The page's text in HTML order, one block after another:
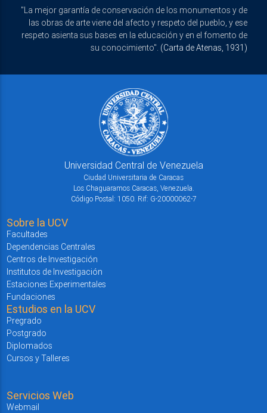
"La mejor garantía de conservación de los monumentos y de
las obras de arte viene del afecto y respeto del pueblo, y ese
respeto asienta sus bases en la educación y en el fomento de
su conocimiento". (Carta de Atenas, 1931)
Universidad Central de Venezuela
Ciudad Universitaria de Caracas
Los Chaguaramos Caracas, Venezuela.
Código Postal: 1050. Rif: G-20000062-7
Sobre la UCV
Facultades
Dependencias Centrales
Centros de Investigación
Institutos de Investigación
Estaciones Experimentales
Fundaciones
Estudios en la UCV
Pregrado
Postgrado
Diplomados
Cursos y Talleres
Servicios Web
Webmail